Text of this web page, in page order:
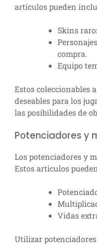
artículos pueden
Skins
compra.
Equipo
Estos coleccionables
deseables para los
las posibilidades de
Potenciadores y
Los potenciadores y
Estos artículos
Vidas
Utilizar